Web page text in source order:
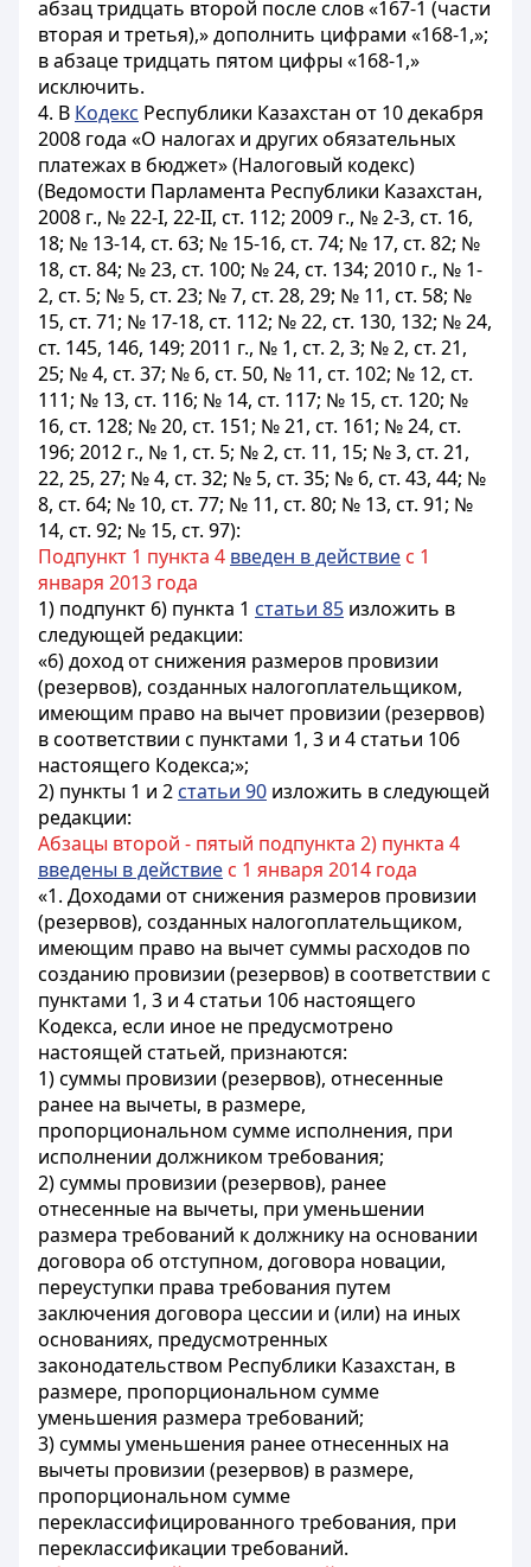
абзац тридцать второй после слов «167-1 (части
вторая и третья),» дополнить цифрами «168-1,»;
в абзаце тридцать пятом цифры «168-1,»
исключить.
4. В Кодекс Республики Казахстан от 10 декабря
2008 года «О налогах и других обязательных
платежах в бюджет» (Налоговый кодекс)
(Ведомости Парламента Республики Казахстан,
2008 г., № 22-I, 22-II, ст. 112; 2009 г., № 2-3, ст. 16,
18; № 13-14, ст. 63; № 15-16, ст. 74; № 17, ст. 82; №
18, ст. 84; № 23, ст. 100; № 24, ст. 134; 2010 г., № 1-
2, ст. 5; № 5, ст. 23; № 7, ст. 28, 29; № 11, ст. 58; №
15, ст. 71; № 17-18, ст. 112; № 22, ст. 130, 132; № 24,
ст. 145, 146, 149; 2011 г., № 1, ст. 2, 3; № 2, ст. 21,
25; № 4, ст. 37; № 6, ст. 50, № 11, ст. 102; № 12, ст.
111; № 13, ст. 116; № 14, ст. 117; № 15, ст. 120; №
16, ст. 128; № 20, ст. 151; № 21, ст. 161; № 24, ст.
196; 2012 г., № 1, ст. 5; № 2, ст. 11, 15; № 3, ст. 21,
22, 25, 27; № 4, ст. 32; № 5, ст. 35; № 6, ст. 43, 44; №
8, ст. 64; № 10, ст. 77; № 11, ст. 80; № 13, ст. 91; №
14, ст. 92; № 15, ст. 97):
Подпункт 1 пункта 4 введен в действие с 1
января 2013 года
1) подпункт 6) пункта 1 статьи 85 изложить в
следующей редакции:
«6) доход от снижения размеров провизии
(резервов), созданных налогоплательщиком,
имеющим право на вычет провизии (резервов)
в соответствии с пунктами 1, 3 и 4 статьи 106
настоящего Кодекса;»;
2) пункты 1 и 2 статьи 90 изложить в следующей
редакции:
Абзацы второй - пятый подпункта 2) пункта 4
введены в действие с 1 января 2014 года
«1. Доходами от снижения размеров провизии
(резервов), созданных налогоплательщиком,
имеющим право на вычет суммы расходов по
созданию провизии (резервов) в соответствии с
пунктами 1, 3 и 4 статьи 106 настоящего
Кодекса, если иное не предусмотрено
настоящей статьей, признаются:
1) суммы провизии (резервов), отнесенные
ранее на вычеты, в размере,
пропорциональном сумме исполнения, при
исполнении должником требования;
2) суммы провизии (резервов), ранее
отнесенные на вычеты, при уменьшении
размера требований к должнику на основании
договора об отступном, договора новации,
переуступки права требования путем
заключения договора цессии и (или) на иных
основаниях, предусмотренных
законодательством Республики Казахстан, в
размере, пропорциональном сумме
уменьшения размера требований;
3) суммы уменьшения ранее отнесенных на
вычеты провизии (резервов) в размере,
пропорциональном сумме
переклассифицированного требования, при
переклассификации требований.